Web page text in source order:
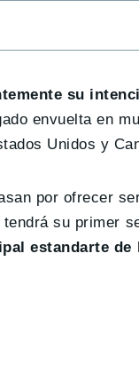
su
envuelta en
Unidos y
por ofrecer
su primer
estandarte